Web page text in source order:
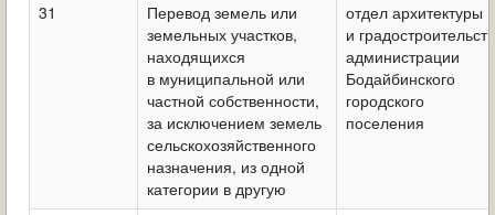
31
Перевод земель или
земельных участков,
находящихся
в муниципальной или
частной собственности,
за исключением земель
сельскохозяйственного
назначения, из одной
категории в другую
отдел архитектуры
и
администрации
Бодайбинского
городского
поселения